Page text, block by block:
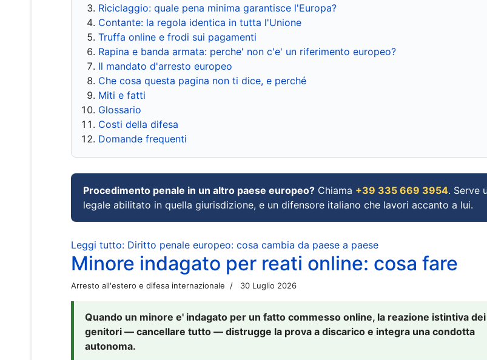
Riciclaggio: quale pena minima garantisce l'Europa?
Contante: la regola identica in tutta l'Unione
Truffa online e frodi sui pagamenti
Rapina e banda armata: perche' non c'e' un riferimento europeo?
Il mandato d'arresto europeo
Che cosa questa pagina non ti dice, e perché
Miti e fatti
Glossario
Costi della difesa
Domande frequenti
Procedimento penale in un altro paese europeo? Chiama +39 335 669 3954. Serve
legale abilitato in quella giurisdizione, e un difensore italiano che lavori accanto a lui.
Leggi tutto: Diritto penale europeo: cosa cambia da paese a paese
Minore indagato per reati online: cosa fare
Arresto all'estero e difesa internazionale 30 Luglio 2026
Quando un minore e' indagato per un fatto commesso online, la reazione istintiva dei
genitori — cancellare tutto — distrugge la prova a discarico e integra una condotta
autonoma.